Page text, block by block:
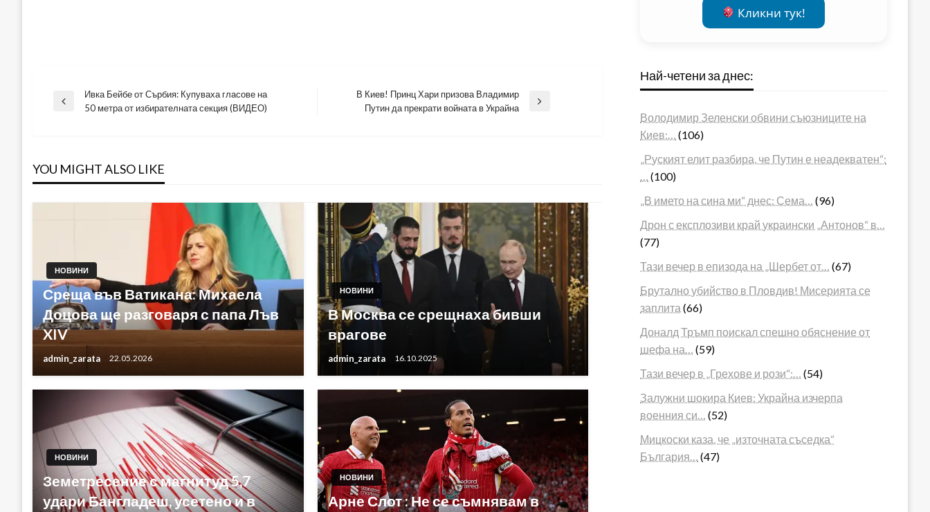
Навигация
Previous
Ивка Бейбе от Сърбия: Купуваха гласове на
50 метра от избирателната секция (ВИДЕО)
В Киев! Принц Хари призова Владимир
Путин да прекрати войната в Украйна
YOU MIGHT ALSO LIKE
НОВИНИ
Среща във Ватикана: Михаела
Доцова ще разговаря с папа Лъв
XIV
admin_zarata 22.05.2026
НОВИНИ
В Москва се срещнаха бивши
врагове
admin_zarata 16.10.2025
НОВИНИ
Земетресение с магнитуд 5,7
удари Бангладеш, усетено и в
НОВИНИ
Арне Слот : Не се съмнявам в
Кликни тук!
Най-четени за днес:
Володимир Зеленски обвини съюзниците на
Киев:…
(106)
„Руският елит разбира, че Путин е неадекватен“:
(100)
„В името на сина ми“ днес: Сема…
(96)
Дрон с експлозиви край украински „Антонов“ в…
(77)
Тази вечер в епизода на „Шербет от…
(67)
Брутално убийство в Пловдив! Мисерията се
заплита (66)
Доналд Тръмп поискал спешно обяснение от
шефа на…
(59)
Тази вечер в „Грехове и рози“:…
(54)
Залужни шокира Киев: Украйна изчерпа
военния си…
(52)
Мицкоски каза, че „източната съседка“
България…
(47)